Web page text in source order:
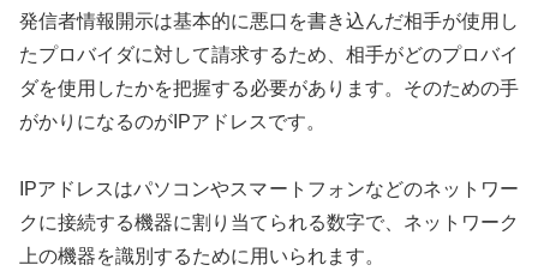
発信者情報開示は基本的に悪口を書き込んだ相手が使用し
たプロバイダに対して請求するため、相手がどのプロバイ
ダを使用したかを把握する必要があります。そのための手
がかりになるのがIPアドレスです。
IPアドレスはパソコンやスマートフォンなどのネットワー
クに接続する機器に割り当てられる数字で、ネットワーク
上の機器を識別するために用いられます。